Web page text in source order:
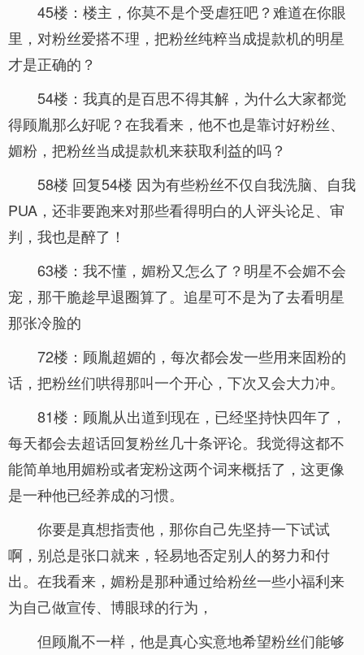
45楼：楼主，你莫不是个受虐狂吧？难道在你眼
里，对粉丝爱搭不理，把粉丝纯粹当成提款机的明星
才是正确的？
54楼：我真的是百思不得其解，为什么大家都觉
得顾胤那么好呢？在我看来，他不也是靠讨好粉丝、
媚粉，把粉丝当成提款机来获取利益的吗？
58楼 回复54楼 因为有些粉丝不仅自我洗脑、自我
PUA，还非要跑来对那些看得明白的人评头论足、审
判，我也是醉了！
63楼：我不懂，媚粉又怎么了？明星不会媚不会
宠，那干脆趁早退圈算了。追星可不是为了去看明星
那张冷脸的
72楼：顾胤超媚的，每次都会发一些用来固粉的
话，把粉丝们哄得那叫一个开心，下次又会大力冲。
81楼：顾胤从出道到现在，已经坚持快四年了，
每天都会去超话回复粉丝几十条评论。我觉得这都不
能简单地用媚粉或者宠粉这两个词来概括了，这更像
是一种他已经养成的习惯。
你要是真想指责他，那你自己先坚持一下试试
啊，别总是张口就来，轻易地否定别人的努力和付
出。在我看来，媚粉是那种通过给粉丝一些小福利来
为自己做宣传、博眼球的行为，
但顾胤不一样，他是真心实意地希望粉丝们能够